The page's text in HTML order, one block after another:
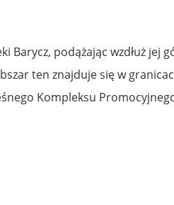
Barycz, podążając wzdłuż
ten znajduje się w
Kompleksu